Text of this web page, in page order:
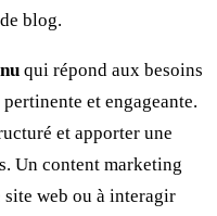
blog.
qui répond aux besoins
et engageante.
et apporter une
Un content marketing
web ou à interagir